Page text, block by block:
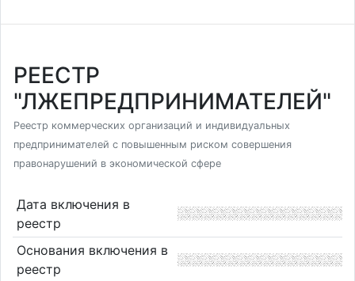
РЕЕСТР
"ЛЖЕПРЕДПРИНИМАТЕЛЕЙ"
Реестр коммерческих организаций и индивидуальных
предпринимателей с повышенным риском совершения
правонарушений в экономической сфере
Дата включения в
реестр
Основания включения в
реестр